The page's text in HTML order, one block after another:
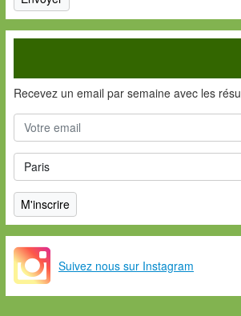
Recevez un email par semaine avec les
Suivez nous sur Instagram